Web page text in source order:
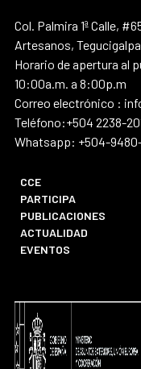
Col. Palmira 1ª Calle,
Artesanos,
Horario de apertura al
10:00a.m. a 8:00p.m
Correo electrónico :
Teléfono:+504 2238-
Whatsapp: +504-
CCE
PARTICIPA
PUBLICACIONES
ACTUALIDAD
EVENTOS